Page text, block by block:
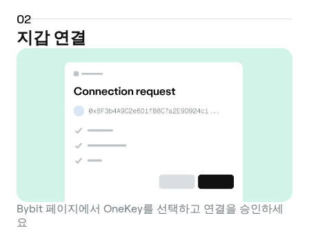
02
지갑 연결
Bybit 페이지에서 OneKey를 선택하고 연결을 승인하세
요